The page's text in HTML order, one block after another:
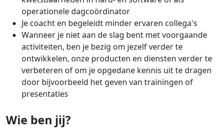
operationele dagcoördinator
Je coacht en begeleidt minder ervaren collega's
Wanneer je niet aan de slag bent met voorgaande
activiteiten, ben je bezig om jezelf verder te
ontwikkelen, onze producten en diensten verder te
verbeteren of om je opgedane kennis uit te dragen
door bijvoorbeeld het geven van trainingen of
presentaties
Wie ben jij?